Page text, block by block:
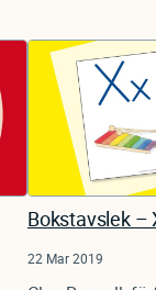
Bokstavslek –
22 Mar 2019